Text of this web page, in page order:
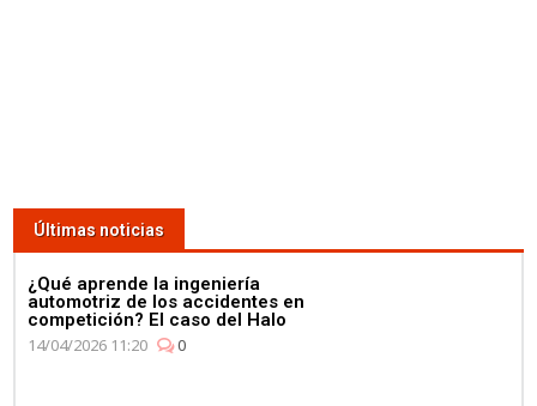
Últimas noticias
¿Qué aprende la ingeniería
automotriz de los accidentes en
competición? El caso del Halo
14/04/2026 11:20
0